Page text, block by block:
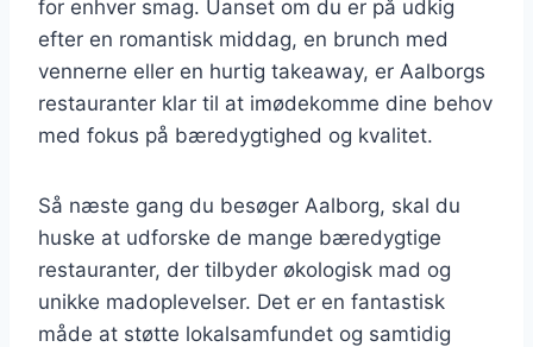
for enhver smag. Uanset om du er på udkig
efter en romantisk middag, en brunch med
vennerne eller en hurtig takeaway, er Aalborgs
restauranter klar til at imødekomme dine behov
med fokus på bæredygtighed og kvalitet.
Så næste gang du besøger Aalborg, skal du
huske at udforske de mange bæredygtige
restauranter, der tilbyder økologisk mad og
unikke madoplevelser. Det er en fantastisk
måde at støtte lokalsamfundet og samtidig